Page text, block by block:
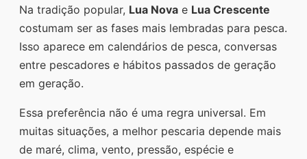
Na tradição popular, Lua Nova e Lua Crescente
costumam ser as fases mais lembradas para pesca.
Isso aparece em calendários de pesca, conversas
entre pescadores e hábitos passados de geração
em geração.
Essa preferência não é uma regra universal. Em
muitas situações, a melhor pescaria depende mais
de maré, clima, vento, pressão, espécie e